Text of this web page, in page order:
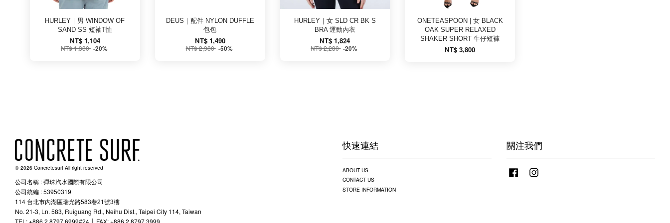
HURLEY｜男 WINDOW OF
SAND SS 短袖T恤
NT$ 1,104
NT$ 1,380 -20%
DEUS｜配件 NYLON DUFFLE
包包
NT$ 1,490
NT$ 2,980 -50%
HURLEY｜女 SLD CR BK S
BRA 運動內衣
NT$ 1,824
NT$ 2,280 -20%
ONETEASPOON | 女 BLACK
OAK SUPER RELAXED
SHAKER SHORT 牛仔短褲
NT$ 3,800
© 2026 Concretesurf All right reserved
公司名稱 : 彈珠汽水國際有限公司
公司統編 : 53950319
快速連結
ABOUT US
CONTACT US
STORE INFORMATION
關注我們
Facebook
114 台北市內湖區瑞光路583巷21號3樓
No. 21-3, Ln. 583, Ruiguang Rd., Neihu Dist., Taipei City 114, Taiwan
TEL: +886 2 8797 6999#24 │ FAX: +886 2 8797 3999